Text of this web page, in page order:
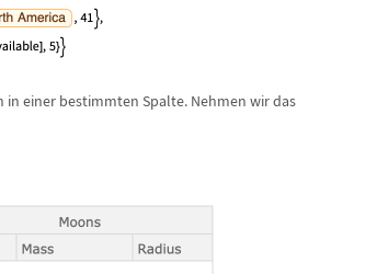
in einer bestimmten Spalte. Nehmen wir das